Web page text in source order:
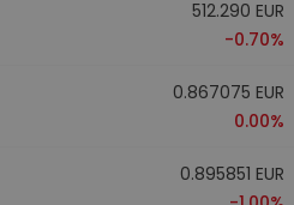
512.290 EUR
-0.70%
0.867075 EUR
0.00%
0.895851 EUR